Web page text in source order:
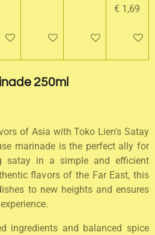
hoogte
winkelwagenIn winkelwagenIn winkelwagen
€ 1,69
In
250ml
of Asia with Toko Lien's Satay
marinade is the perfect ally for
satay in a simple and efficient
flavors of the Far East, this
to new heights and ensures
ingredients and balanced spice